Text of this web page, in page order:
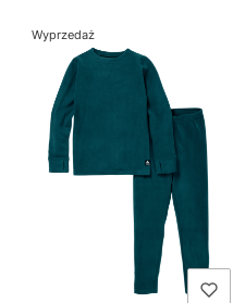
Lista produktów
Wyprzedaż